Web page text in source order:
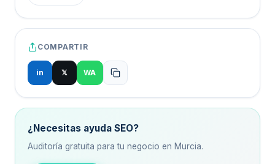
COMPARTIR
in 𝕏 WA
¿Necesitas ayuda SEO?
Auditoría gratuita para tu negocio en Murcia.